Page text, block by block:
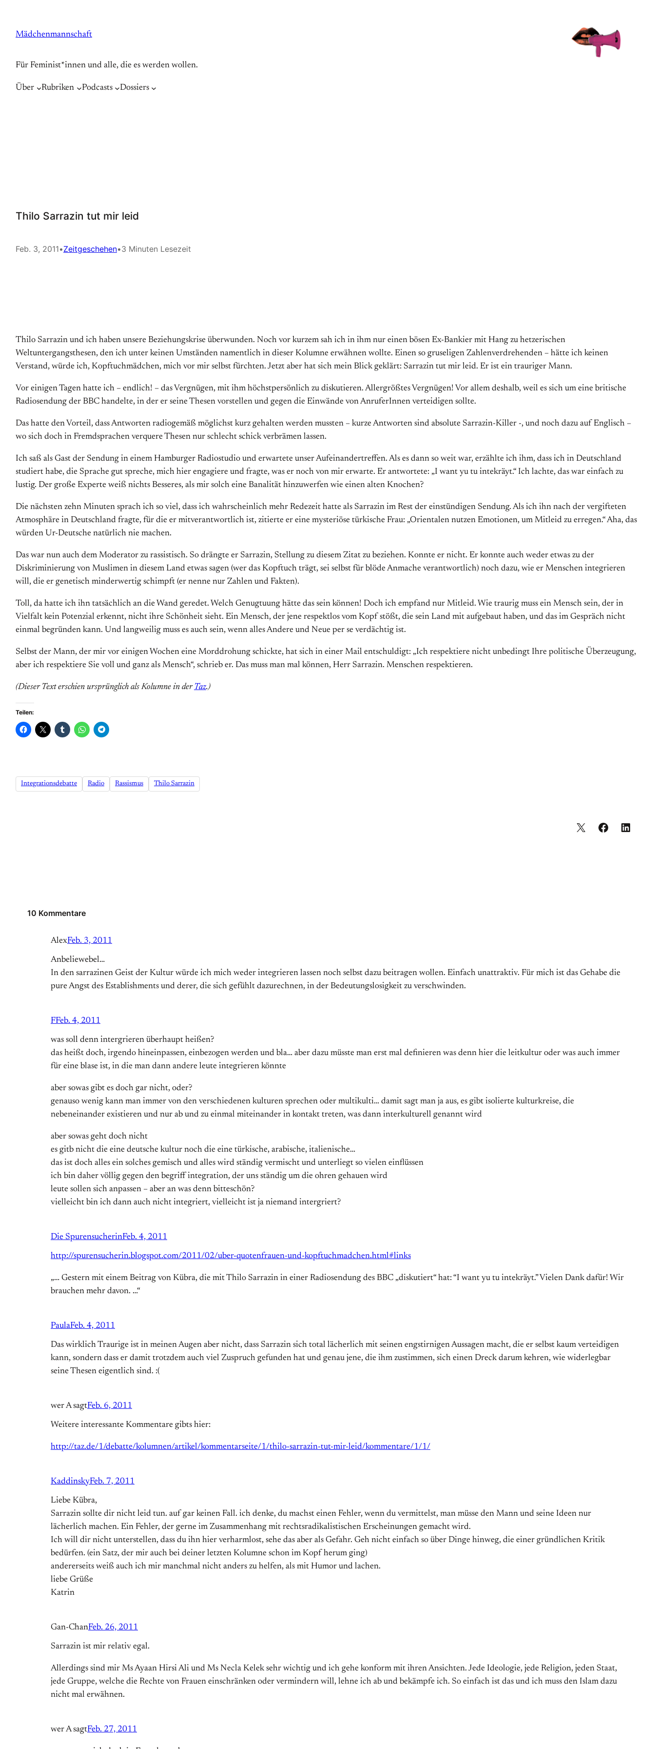
springen
Mädchenmannschaft
Für Feminist*innen und alle, die es werden wollen.
Über Rubriken Podcasts Dossiers
Thilo Sarrazin tut mir leid
Feb. 3, 2011•Zeitgeschehen•3 Minuten Lesezeit
Thilo Sarrazin und ich haben unsere Beziehungskrise überwunden. Noch vor kurzem sah ich in ihm nur einen bösen Ex-Bankier mit Hang zu hetzerischen
Weltuntergangsthesen, den ich unter keinen Umständen namentlich in dieser Kolumne erwähnen wollte. Einen so gruseligen Zahlenverdrehenden – hätte ich keinen
Verstand, würde ich, Kopftuchmädchen, mich vor mir selbst fürchten. Jetzt aber hat sich mein Blick geklärt: Sarrazin tut mir leid. Er ist ein trauriger Mann.
Vor einigen Tagen hatte ich – endlich! – das Vergnügen, mit ihm höchstpersönlich zu diskutieren. Allergrößtes Vergnügen! Vor allem deshalb, weil es sich um eine britische
Radiosendung der BBC handelte, in der er seine Thesen vorstellen und gegen die Einwände von AnruferInnen verteidigen sollte.
Das hatte den Vorteil, dass Antworten radiogemäß möglichst kurz gehalten werden mussten – kurze Antworten sind absolute Sarrazin-Killer -, und noch dazu auf Englisch –
wo sich doch in Fremdsprachen verquere Thesen nur schlecht schick verbrämen lassen.
Ich saß als Gast der Sendung in einem Hamburger Radiostudio und erwartete unser Aufeinandertreffen. Als es dann so weit war, erzählte ich ihm, dass ich in Deutschland
studiert habe, die Sprache gut spreche, mich hier engagiere und fragte, was er noch von mir erwarte. Er antwortete: „I want yu tu intekräyt.“ Ich lachte, das war einfach zu
lustig. Der große Experte weiß nichts Besseres, als mir solch eine Banalität hinzuwerfen wie einen alten Knochen?
Die nächsten zehn Minuten sprach ich so viel, dass ich wahrscheinlich mehr Redezeit hatte als Sarrazin im Rest der einstündigen Sendung. Als ich ihn nach der vergifteten
Atmosphäre in Deutschland fragte, für die er mitverantwortlich ist, zitierte er eine mysteriöse türkische Frau: „Orientalen nutzen Emotionen, um Mitleid zu erregen.“ Aha, das
würden Ur-Deutsche natürlich nie machen.
Das war nun auch dem Moderator zu rassistisch. So drängte er Sarrazin, Stellung zu diesem Zitat zu beziehen. Konnte er nicht. Er konnte auch weder etwas zu der
Diskriminierung von Muslimen in diesem Land etwas sagen (wer das Kopftuch trägt, sei selbst für blöde Anmache verantwortlich) noch dazu, wie er Menschen integrieren
will, die er genetisch minderwertig schimpft (er nenne nur Zahlen und Fakten).
Toll, da hatte ich ihn tatsächlich an die Wand geredet. Welch Genugtuung hätte das sein können! Doch ich empfand nur Mitleid. Wie traurig muss ein Mensch sein, der in
Vielfalt kein Potenzial erkennt, nicht ihre Schönheit sieht. Ein Mensch, der jene respektlos vom Kopf stößt, die sein Land mit aufgebaut haben, und das im Gespräch nicht
einmal begründen kann. Und langweilig muss es auch sein, wenn alles Andere und Neue per se verdächtig ist.
Selbst der Mann, der mir vor einigen Wochen eine Morddrohung schickte, hat sich in einer Mail entschuldigt: „Ich respektiere nicht unbedingt Ihre politische Überzeugung,
aber ich respektiere Sie voll und ganz als Mensch“, schrieb er. Das muss man mal können, Herr Sarrazin. Menschen respektieren.
(Dieser Text erschien ursprünglich als Kolumne in der Taz.)
Teilen:
Integrationsdebatte Radio Rassismus Thilo Sarrazin
10 Kommentare
AlexFeb. 3, 2011
Anbeliewebel…
In den sarrazinen Geist der Kultur würde ich mich weder integrieren lassen noch selbst dazu beitragen wollen. Einfach unattraktiv. Für mich ist das Gehabe die
pure Angst des Establishments und derer, die sich gefühlt dazurechnen, in der Bedeutungslosigkeit zu verschwinden.
FFeb. 4, 2011
was soll denn intergrieren überhaupt heißen?
das heißt doch, irgendo hineinpassen, einbezogen werden und bla… aber dazu müsste man erst mal definieren was denn hier die leitkultur oder was auch immer
für eine blase ist, in die man dann andere leute integrieren könnte
aber sowas gibt es doch gar nicht, oder?
genauso wenig kann man immer von den verschiedenen kulturen sprechen oder multikulti… damit sagt man ja aus, es gibt isolierte kulturkreise, die
nebeneinander existieren und nur ab und zu einmal miteinander in kontakt treten, was dann interkulturell genannt wird
aber sowas geht doch nicht
es gitb nicht die eine deutsche kultur noch die eine türkische, arabische, italienische…
das ist doch alles ein solches gemisch und alles wird ständig vermischt und unterliegt so vielen einflüssen
ich bin daher völlig gegen den begriff integration, der uns ständig um die ohren gehauen wird
leute sollen sich anpassen – aber an was denn bitteschön?
vielleicht bin ich dann auch nicht integriert, vielleicht ist ja niemand intergriert?
Die SpurensucherinFeb. 4, 2011
http://spurensucherin.blogspot.com/2011/02/uber-quotenfrauen-und-kopftuchmadchen.html#links
„… Gestern mit einem Beitrag von Kübra, die mit Thilo Sarrazin in einer Radiosendung des BBC „diskutiert“ hat: “I want yu tu intekräyt.” Vielen Dank dafür! Wir
brauchen mehr davon. …“
PaulaFeb. 4, 2011
Das wirklich Traurige ist in meinen Augen aber nicht, dass Sarrazin sich total lächerlich mit seinen engstirnigen Aussagen macht, die er selbst kaum verteidigen
kann, sondern dass er damit trotzdem auch viel Zuspruch gefunden hat und genau jene, die ihm zustimmen, sich einen Dreck darum kehren, wie widerlegbar
seine Thesen eigentlich sind. :(
wer A sagtFeb. 6, 2011
Weitere interessante Kommentare gibts hier:
http://taz.de/1/debatte/kolumnen/artikel/kommentarseite/1/thilo-sarrazin-tut-mir-leid/kommentare/1/1/
KaddinskyFeb. 7, 2011
Liebe Kübra,
Sarrazin sollte dir nicht leid tun. auf gar keinen Fall. ich denke, du machst einen Fehler, wenn du vermittelst, man müsse den Mann und seine Ideen nur
lächerlich machen. Ein Fehler, der gerne im Zusammenhang mit rechtsradikalistischen Erscheinungen gemacht wird.
Ich will dir nicht unterstellen, dass du ihn hier verharmlost, sehe das aber als Gefahr. Geh nicht einfach so über Dinge hinweg, die einer gründlichen Kritik
bedürfen. (ein Satz, der mir auch bei deiner letzten Kolumne schon im Kopf herum ging)
andererseits weiß auch ich mir manchmal nicht anders zu helfen, als mit Humor und lachen.
liebe Grüße
Katrin
Gan-ChanFeb. 26, 2011
Sarrazin ist mir relativ egal.
Allerdings sind mir Ms Ayaan Hirsi Ali und Ms Necla Kelek sehr wichtig und ich gehe konform mit ihren Ansichten. Jede Ideologie, jede Religion, jeden Staat,
jede Gruppe, welche die Rechte von Frauen einschränken oder vermindern will, lehne ich ab und bekämpfe ich. So einfach ist das und ich muss den Islam dazu
nicht mal erwähnen.
wer A sagtFeb. 27, 2011